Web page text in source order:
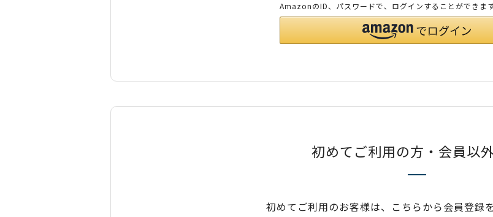
AmazonのID、パスワードで、ログインすることができます
初めてご利用の方・会員以
初めてご利用のお客様は、こちらから会員登録